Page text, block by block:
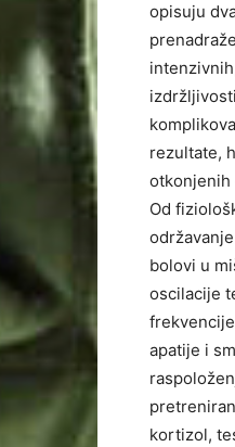
opisuju
rezultate,
otkonjenih
Od
bolovi u
oscilacije
apatije i
kortizol,